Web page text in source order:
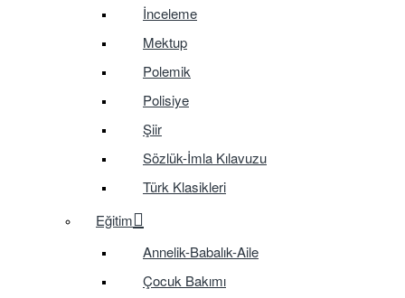
İnceleme
Mektup
Polemik
Polisiye
Şiir
Sözlük-İmla Kılavuzu
Türk Klasikleri
Eğitim
Annelik-Babalık-Aile
Çocuk Bakımı